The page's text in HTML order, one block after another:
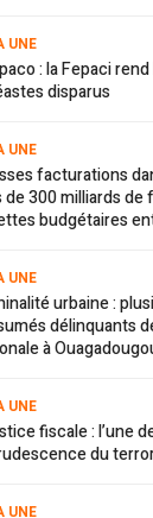
UNE
: la Fepaci
disparus
UNE
facturations
de 300 milliards de
budgétaires
UNE
urbaine :
délinquants
à
UNE
fiscale : l’une
du
UNE